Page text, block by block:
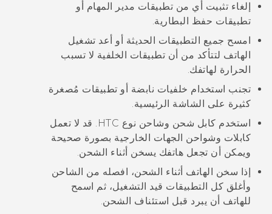
إلغاء تثبيت أي من تطبيقات مدير المهام أو
تطبيقات حفظ البطارية.
امسح جميع التطبيقات الحديثة أو أعد تشغيل
الهاتف لتتأكد من أن تطبيقات الخلفية لا تسبب
الحرارة لهاتفك.
تجنب استخدام خلفيات نابضة أو تطبيقات مُصغرة
كثيرة على الشاشة الرئيسية.
استخدم كابل شحن وشاحن نوع HTC. قد لا تعمل
كابلات وشواحن الجهات الخارجية بصورة صحيحة
ويمكن أن تجعل هاتفك يسخن أثناء الشحن.
إذا سخن الهاتف أثناء الشحن، افصله من الشاحن
وأغلق كل التطبيقات قيد التشغيل، ثم اسمح
للهاتف أن يبرد قبل استئناف الشحن.